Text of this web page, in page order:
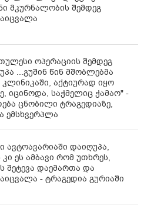
მკურნალობის შემდეგ
ოპერაციის შემდეგ
...გუ­შინ წინ მშობ­ლებ­მა
კლი­ნი­კა­ში, აქ­ტი­უ­რად იყო
იცი­ნო­და, საჭ­მე­ლიც ჭა­მაო" -
ცნობილი ტრაგედიაზე,
ემსხვერპლა
ავტოავარიაში დაიღუპა,
კი ეს ამბავი რომ უთხრეს,
შეტევა დაემართა და
- ტრაგედია გურიაში